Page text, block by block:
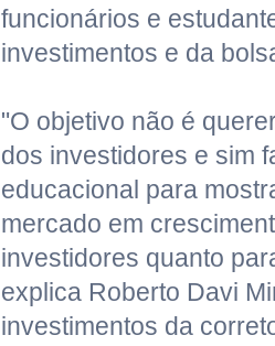
funcionários e
investimentos e da
"O objetivo não é
dos investidores e sim
educacional para
mercado em
investidores quanto
explica Roberto Davi
investimentos da